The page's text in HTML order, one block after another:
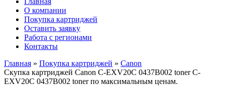
О компании
Покупка картриджей
Оставить заявку
Работа с регионами
Контакты
Главная » Покупка картриджей » Canon
Скупка картриджей Canon C-EXV20C 0437B002 toner C-
EXV20C 0437B002 toner по максимальным ценам.